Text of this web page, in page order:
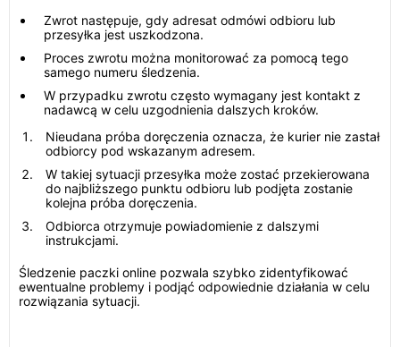
Zwrot następuje, gdy adresat odmówi odbioru lub
przesyłka jest uszkodzona.
Proces zwrotu można monitorować za pomocą tego
samego numeru śledzenia.
W przypadku zwrotu często wymagany jest kontakt z
nadawcą w celu uzgodnienia dalszych kroków.
Nieudana próba doręczenia oznacza, że kurier nie zastał
odbiorcy pod wskazanym adresem.
W takiej sytuacji przesyłka może zostać przekierowana
do najbliższego punktu odbioru lub podjęta zostanie
kolejna próba doręczenia.
Odbiorca otrzymuje powiadomienie z dalszymi
instrukcjami.
Śledzenie paczki online pozwala szybko zidentyfikować
ewentualne problemy i podjąć odpowiednie działania w celu
rozwiązania sytuacji.